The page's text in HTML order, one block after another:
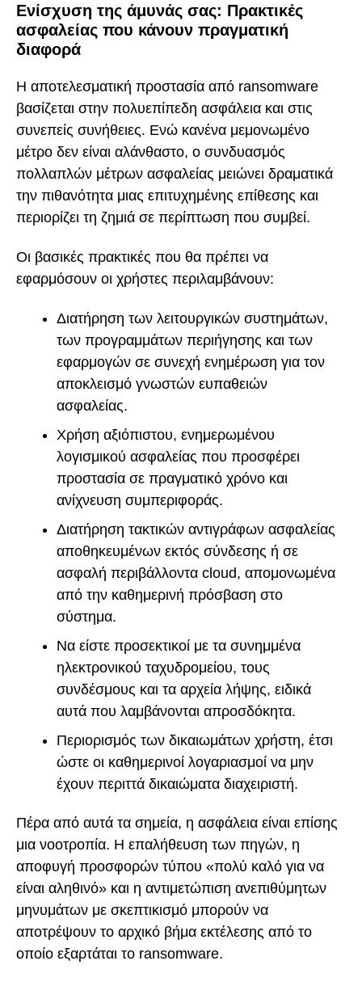
Ενίσχυση της άμυνάς σας: Πρακτικές
ασφαλείας που κάνουν πραγματική
διαφορά
Η αποτελεσματική προστασία από ransomware
βασίζεται στην πολυεπίπεδη ασφάλεια και στις
συνεπείς συνήθειες. Ενώ κανένα μεμονωμένο
μέτρο δεν είναι αλάνθαστο, ο συνδυασμός
πολλαπλών μέτρων ασφαλείας μειώνει δραματικά
την πιθανότητα μιας επιτυχημένης επίθεσης και
περιορίζει τη ζημιά σε περίπτωση που συμβεί.
Οι βασικές πρακτικές που θα πρέπει να
εφαρμόσουν οι χρήστες περιλαμβάνουν:
Διατήρηση των λειτουργικών συστημάτων,
των προγραμμάτων περιήγησης και των
εφαρμογών σε συνεχή ενημέρωση για τον
αποκλεισμό γνωστών ευπαθειών
ασφαλείας.
Χρήση αξιόπιστου, ενημερωμένου
λογισμικού ασφαλείας που προσφέρει
προστασία σε πραγματικό χρόνο και
ανίχνευση συμπεριφοράς.
Διατήρηση τακτικών αντιγράφων ασφαλείας
αποθηκευμένων εκτός σύνδεσης ή σε
ασφαλή περιβάλλοντα cloud, απομονωμένα
από την καθημερινή πρόσβαση στο
σύστημα.
Να είστε προσεκτικοί με τα συνημμένα
ηλεκτρονικού ταχυδρομείου, τους
συνδέσμους και τα αρχεία λήψης, ειδικά
αυτά που λαμβάνονται απροσδόκητα.
Περιορισμός των δικαιωμάτων χρήστη, έτσι
ώστε οι καθημερινοί λογαριασμοί να μην
έχουν περιττά δικαιώματα διαχειριστή.
Πέρα από αυτά τα σημεία, η ασφάλεια είναι επίσης
μια νοοτροπία. Η επαλήθευση των πηγών, η
αποφυγή προσφορών τύπου «πολύ καλό για να
είναι αληθινό» και η αντιμετώπιση ανεπιθύμητων
μηνυμάτων με σκεπτικισμό μπορούν να
αποτρέψουν το αρχικό βήμα εκτέλεσης από το
οποίο εξαρτάται το ransomware.